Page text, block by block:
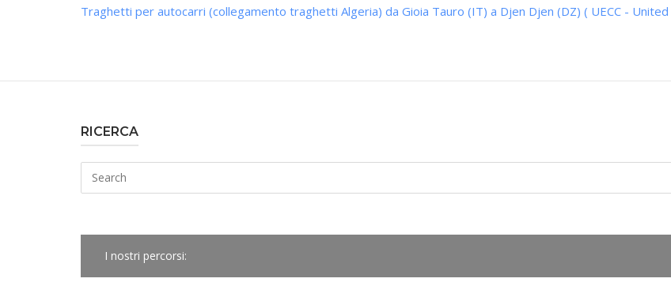
Traghetti per autocarri (collegamento traghetti Algeria) da Gioia Tauro (IT) a Djen Djen (DZ) ( UECC -
RICERCA
I nostri percorsi: